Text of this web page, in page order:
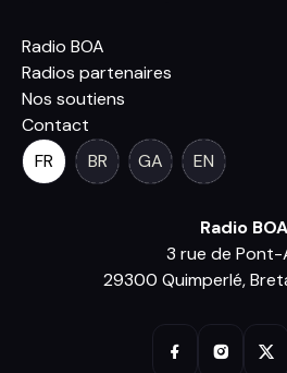
Radio BOA
Radios partenaires
Nos soutiens
Contact
FR
BR GA EN
Radio BOA
3 rue de Pont-
29300 Quimperlé,